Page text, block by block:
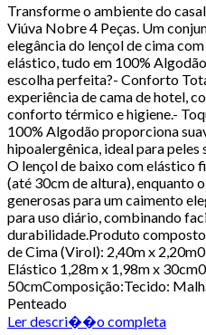
Transforme o ambiente do
Viúva Nobre 4 Peças. Um
elegância do lençol de cima
elástico, tudo em 100%
escolha perfeita?- Conforto
experiência de cama de hotel,
conforto térmico e higiene.-
100% Algodão proporciona
hipoalergênica, ideal para
O lençol de baixo com elástico
(até 30cm de altura), enquanto
generosas para um caimento
para uso diário, combinando
durabilidade.Produto
de Cima (Virol): 2,40m x
Elástico 1,28m x 1,98m x
50cmComposição:Tecido:
Penteado
Ler descri��o completa